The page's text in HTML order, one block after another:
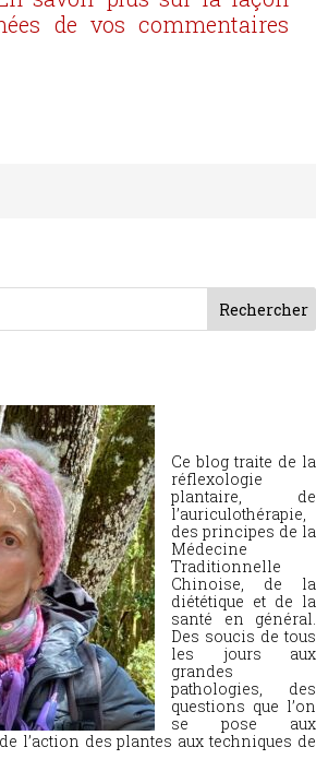
de vos commentaires
Ce blog traite de la
réflexologie
plantaire, de
l’auriculothérapie,
des principes de la
Médecine
Traditionnelle
Chinoise, de la
diététique et de la
santé en général.
Des soucis de tous
les jours aux
grandes
pathologies, des
questions que l’on
se pose aux
l’action des plantes aux techniques de